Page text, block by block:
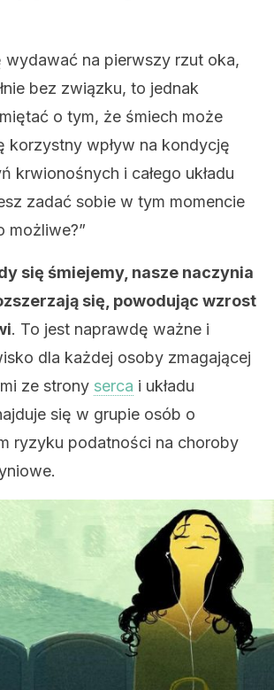
wydawać na pierwszy rzut oka,
bez związku, to jednak
o tym, że śmiech może
korzystny wpływ na kondycję
krwionośnych i całego układu
zadać sobie w tym momencie
możliwe?”
się śmiejemy, nasze naczynia
się, powodując wzrost
. To jest naprawdę ważne i
dla każdej osoby zmagającej
ze strony serca i układu
się w grupie osób o
ryzyku podatności na choroby